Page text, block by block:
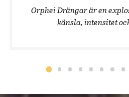
Orphei Drängar är en
känsla, intensitet